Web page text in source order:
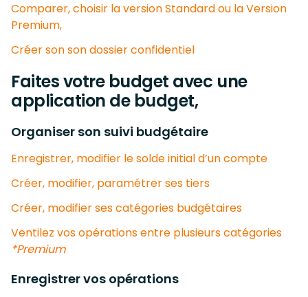
Comparer, choisir la version Standard ou la Version
Premium,
Créer son son dossier confidentiel
Faites votre budget avec une
application de budget,
Organiser son suivi budgétaire
Enregistrer, modifier le solde initial d’un compte
Créer, modifier, paramétrer ses tiers
Créer, modifier ses catégories budgétaires
Ventilez vos opérations entre plusieurs catégories
*Premium
Enregistrer vos opérations